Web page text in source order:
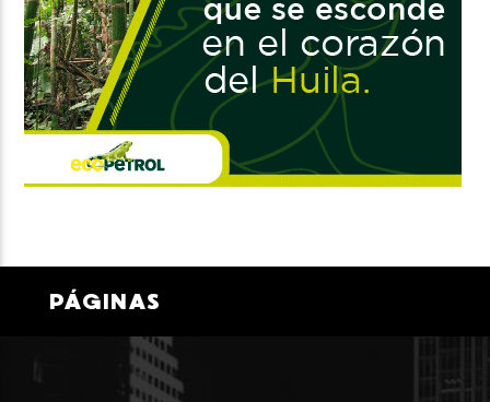
PÁGINAS